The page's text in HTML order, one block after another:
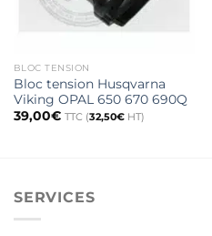
BLOC TENSION
Bloc tension Husqvarna
Viking OPAL 650 670 690Q
39,00€ TTC (32,50€HT)
SERVICES